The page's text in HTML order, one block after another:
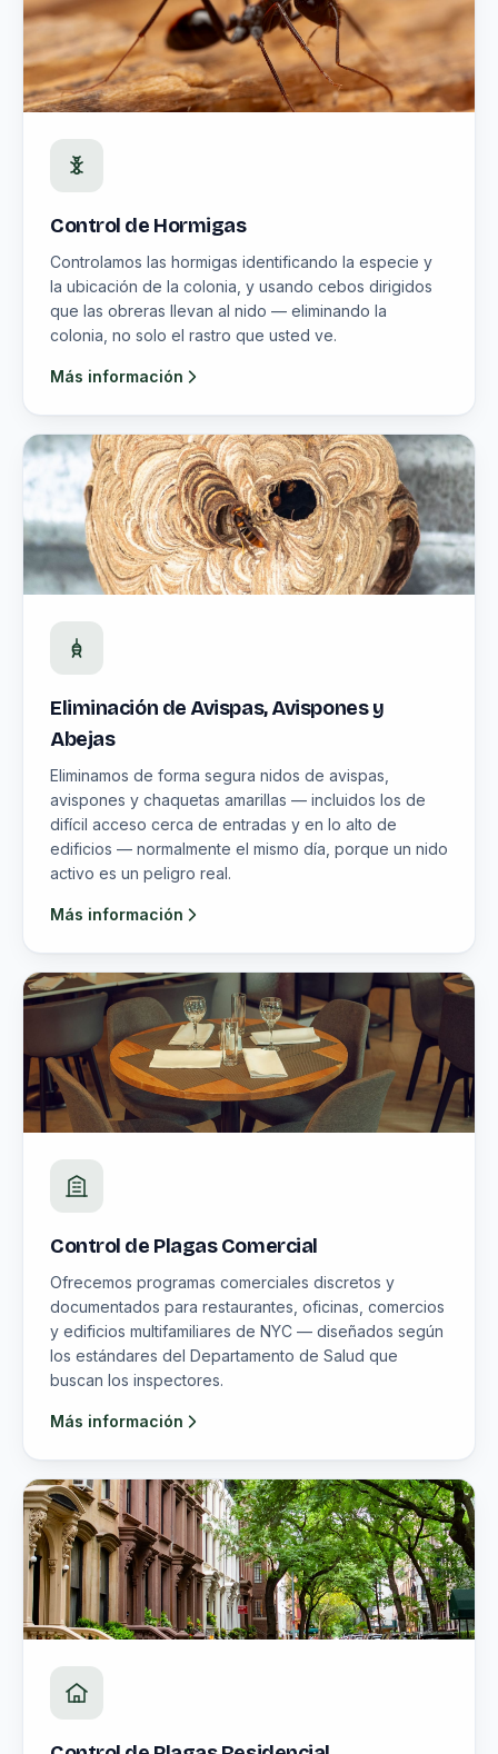
Control de Hormigas
Controlamos las hormigas identificando la especie y
la ubicación de la colonia, y usando cebos dirigidos
que las obreras llevan al nido — eliminando la
colonia, no solo el rastro que usted ve.
Más información
Eliminación de Avispas, Avispones y
Abejas
Eliminamos de forma segura nidos de avispas,
avispones y chaquetas amarillas — incluidos los de
difícil acceso cerca de entradas y en lo alto de
edificios — normalmente el mismo día, porque un nido
activo es un peligro real.
Más información
Control de Plagas Comercial
Ofrecemos programas comerciales discretos y
documentados para restaurantes, oficinas, comercios
y edificios multifamiliares de NYC — diseñados según
los estándares del Departamento de Salud que
buscan los inspectores.
Más información